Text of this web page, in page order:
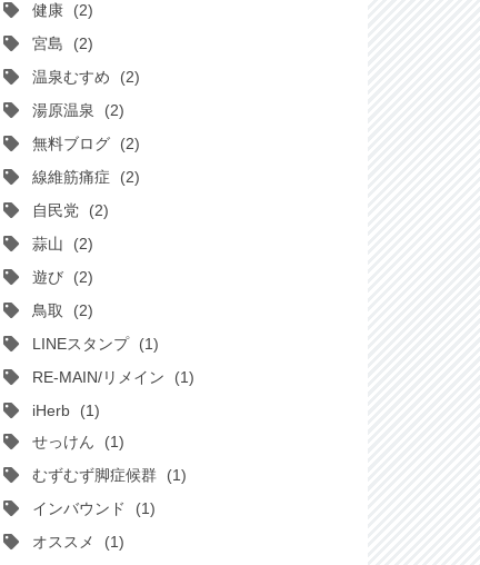
健康
2
宮島
2
温泉むすめ
2
湯原温泉
2
無料ブログ
2
線維筋痛症
2
自民党
2
蒜山
2
遊び
2
鳥取
2
LINEスタンプ
1
RE-MAIN/リメイン
1
iHerb
1
せっけん
1
むずむず脚症候群
1
インバウンド
1
オススメ
1